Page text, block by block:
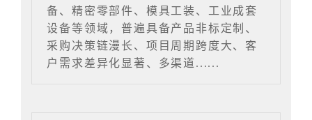
备、精密零部件、模具工装、工业成套
设备等领域，普遍具备产品非标定制、
采购决策链漫长、项目周期跨度大、客
户需求差异化显著、多渠道......